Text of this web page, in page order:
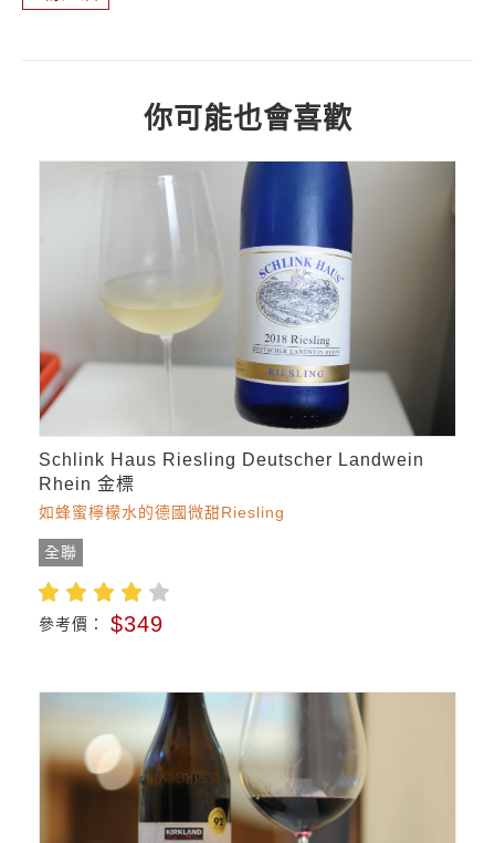
你可能也會喜歡
Schlink Haus Riesling Deutscher Landwein
Rhein 金標
如蜂蜜檸檬水的德國微甜Riesling
全聯
參考價： $349